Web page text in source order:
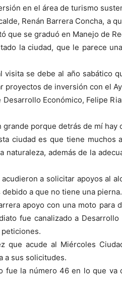
en el área de turismo
Renán Barrera Concha, a
que se graduó en Manejo de
la ciudad, que le parece
visita se debe al año
proyectos de inversión con el
Económico, Felipe
porque detrás de mí
ciudad es que tiene muchos
naturaleza, además de la
a solicitar apoyos al
a que no tiene una pierna.
apoyo con una moto
fue canalizado a
que acude al Miércoles
a sus solicitudes.
fue la número 46 en lo que